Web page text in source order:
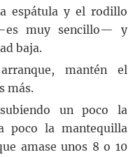
espátula y el rodillo
muy sencillo— y
baja.
mantén el
más.
un poco la
poco la mantequilla
amase unos 8 o 10